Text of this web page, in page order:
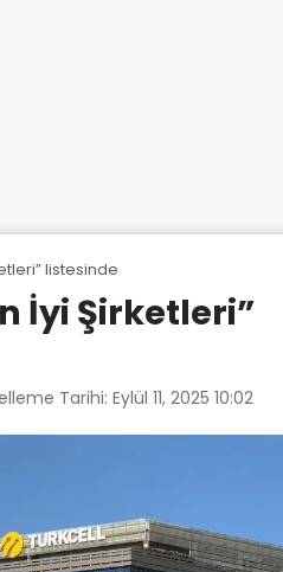
listesinde
İyi Şirketleri”
Tarihi: Eylül 11, 2025 10:02